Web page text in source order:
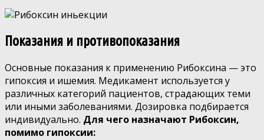
Показания и противопоказания
Основные показания к применению Рибоксина — это
гипоксия и ишемия. Медикамент используется у
различных категорий пациентов, страдающих теми
или иными заболеваниями. Дозировка подбирается
индивидуально. Для чего назначают Рибоксин,
помимо гипоксии: